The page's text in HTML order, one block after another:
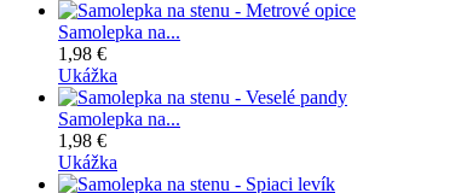
Samolepka na...
1,98 €
Ukážka
Samolepka na...
1,98 €
Ukážka